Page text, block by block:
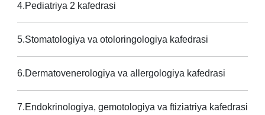
4.Pediatriya 2 kafedrasi
5.Stomatologiya va otoloringologiya kafedrasi
6.Dermatovenerologiya va allergologiya kafedrasi
7.Endokrinologiya, gemotologiya va ftiziatriya kafedrasi